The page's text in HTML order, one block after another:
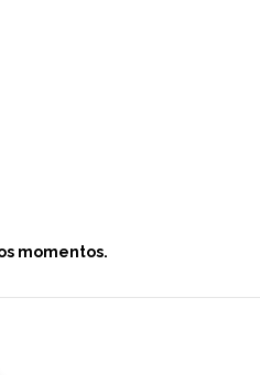
momentos.